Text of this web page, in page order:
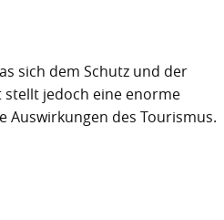
sich dem Schutz und der
jedoch eine enorme
Auswirkungen des Tourismus.